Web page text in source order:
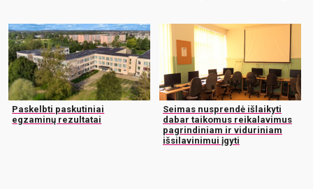
Paskelbti paskutiniai
egzaminų rezultatai
Seimas nusprendė išlaikyti
dabar taikomus reikalavimus
pagrindiniam ir viduriniam
išsilavinimui įgyti